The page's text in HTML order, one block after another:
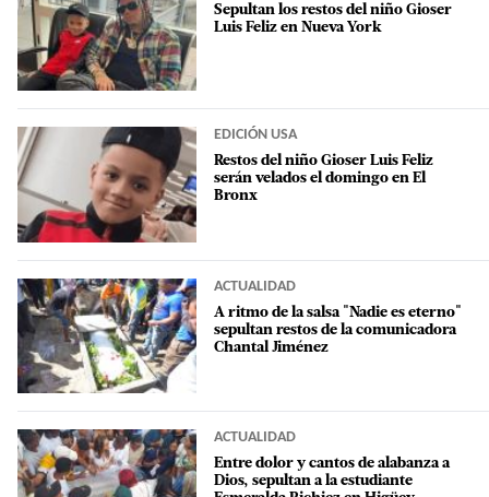
Sepultan los restos del niño Gioser
Luis Feliz en Nueva York
EDICIÓN USA
Restos del niño Gioser Luis Feliz
serán velados el domingo en El
Bronx
ACTUALIDAD
A ritmo de la salsa "Nadie es eterno"
sepultan restos de la comunicadora
Chantal Jiménez
ACTUALIDAD
Entre dolor y cantos de alabanza a
Dios, sepultan a la estudiante